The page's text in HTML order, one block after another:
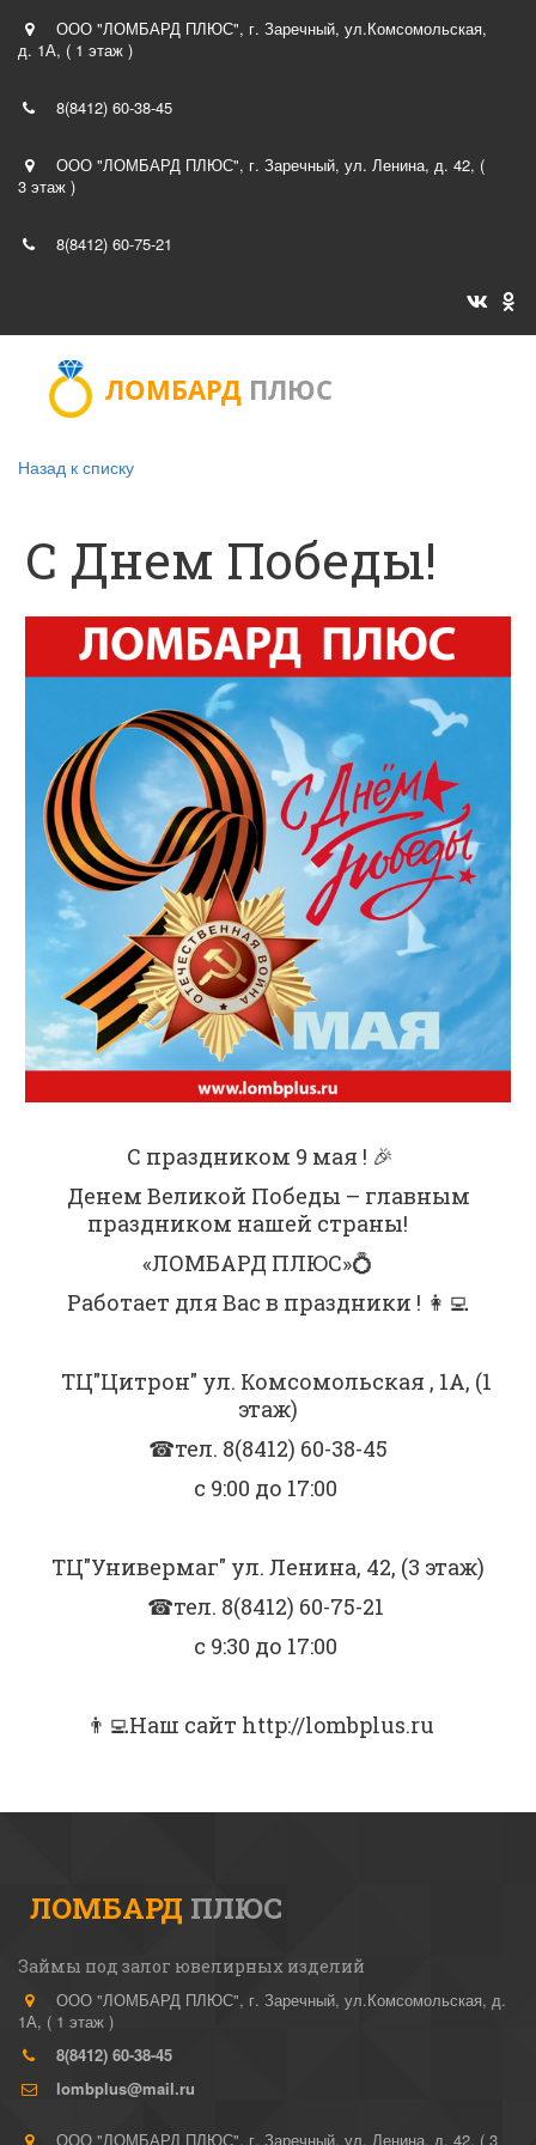
ООО "ЛОМБАРД ПЛЮС", г. Заречный, ул.Комсомольская,
д. 1А, ( 1 этаж )
8(8412) 60-38-45
ООО "ЛОМБАРД ПЛЮС", г. Заречный, ул. Ленина, д. 42, (
3 этаж )
8(8412) 60-75-21
ЛОМБАРД ПЛЮС
Назад к списку
С Днем Победы!
С праздником 9 мая ! 🎉⠀
Денем Великой Победы – главным
праздником нашей страны! ⠀⠀
«ЛОМБАРД ПЛЮС»💍⠀
Работает для Вас в праздники ! 👩‍💻
⠀ТЦ"Цитрон" ул. Комсомольская , 1А, (1
этаж)
☎тел. 8(8412) 60-38-45
с 9:00 до 17:00
ТЦ"Универмаг" ул. Ленина, 42, (3 этаж)
☎тел. 8(8412) 60-75-21
с 9:30 до 17:00
👨‍💻Наш сайт http://lombplus.ru⠀
ЛОМБАРД ПЛЮС
Займы под залог ювелирных изделий
ООО "ЛОМБАРД ПЛЮС", г. Заречный, ул.Комсомольская, д.
1А, ( 1 этаж )
8(8412) 60-38-45
lombplus@mail.ru
ООО "ЛОМБАРД ПЛЮС", г. Заречный, ул. Ленина, д. 42, ( 3